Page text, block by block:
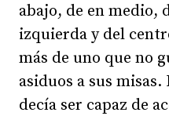
abajo, de en medio,
izquierda y del
más de uno que no
asiduos a sus
decía ser capaz de